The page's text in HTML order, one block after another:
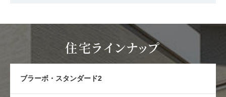
住宅ラインナップ
ブラーボ・スタンダード2